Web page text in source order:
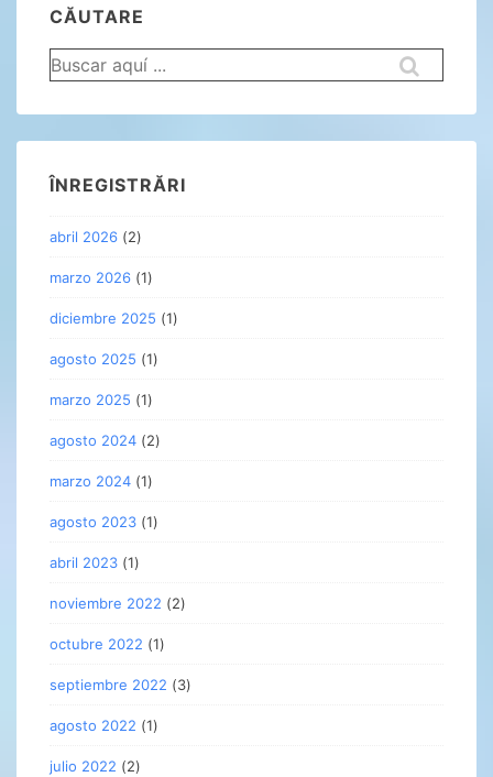
CĂUTARE
Buscar
por:
ÎNREGISTRĂRI
abril 2026 (2)
marzo 2026 (1)
diciembre 2025 (1)
agosto 2025 (1)
marzo 2025 (1)
agosto 2024 (2)
marzo 2024 (1)
agosto 2023 (1)
abril 2023 (1)
noviembre 2022 (2)
octubre 2022 (1)
septiembre 2022 (3)
agosto 2022 (1)
julio 2022 (2)